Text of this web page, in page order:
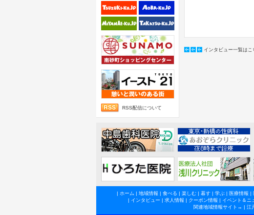
RSS配信について
インタビュー一覧はこ
| ホーム | 地域情報 | 食べる | 楽しむ| 暮す| 学ぶ| 医療情報 |
| インタビュー | 求人情報 | クーポン情報 | イベント＆ニ
関連地域情報サイト→ | 江